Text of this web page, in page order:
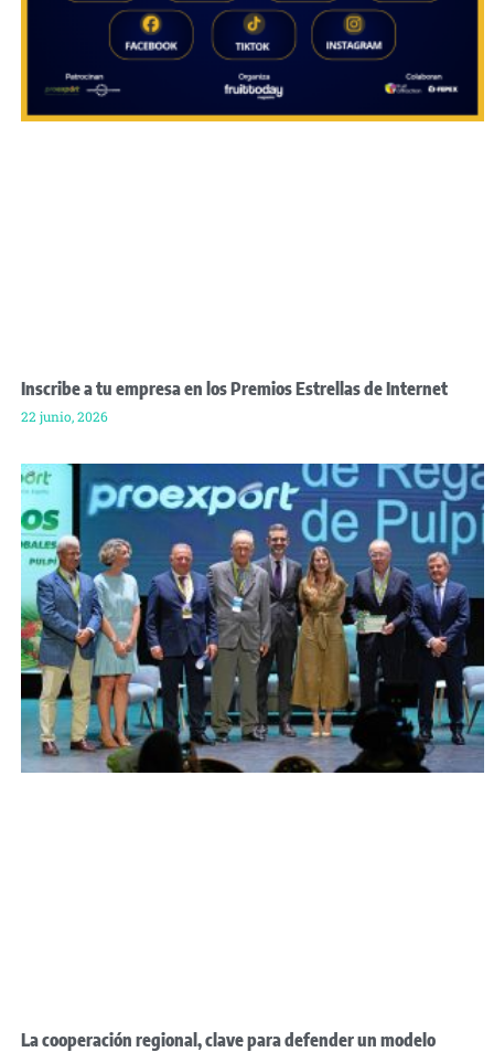
Inscribe a tu empresa en los Premios Estrellas de Internet
22 junio, 2026
La cooperación regional, clave para defender un modelo